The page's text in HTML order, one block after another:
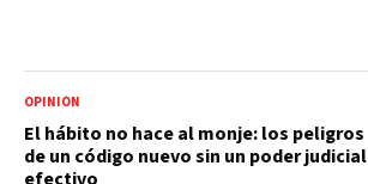
OPINIÓN
El hábito no hace al monje: los peligros
de un código nuevo sin un poder judicial